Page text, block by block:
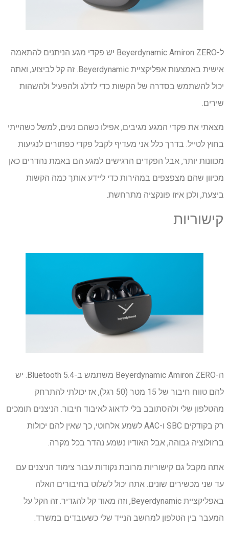
ל-Beyerdynamic Amiron ZERO יש פקדי מגע הניתנים להתאמה
אישית באמצעות אפליקציית Beyerdynamic. זה קל לביצוע, ואתה
יכול להשתמש בסדרה של הקשות כדי לדלג ולהפעיל ולהשהות
שירים.
מצאתי את פקדי המגע מגיבים, אפילו כשהם נעים, למשל כשהייתי
בחוץ לטייל. בדרך כלל אני מעדיף לקבל פקדי כפתורים לנגיעות
מכוונות יותר, אבל הפקדים הרגישים למגע הם באמת נהדרים כאן
מכיוון שהם מצפצפים במהירות כדי ליידע אותך כמה הקשות
ביצעת, ולכן איזו פונקציה מתרחשת.
קישוריות
ה-Beyerdynamic Amiron ZERO משתמש ב-Bluetooth 5.4. יש
להם טווח חיבור של 15 מטר (50 רגל), אז יכולתי להתרחק
מהטלפון שלי ולהסתובב בלי לדאוג לאיבוד חיבור. הניצנים תומכים
רק בקודקים SBC ו-AAC לשמע אלחוטי, כך שאין להם יכולות
ברזולוציה גבוהה, אבל האודיו נשמע נהדר בכל מקרה.
אתה מקבל גם קישוריות מרובת נקודות עבור צימוד הניצנים עם
עד שני מכשירים שונים. אתה יכול לשלוט בחיבורים האלה
באפליקציית Beyerdynamic, וזה מאוד קל להגדיר. זה הקל על
המעבר בין הטלפון למחשב הנייד שלי כשעובדים במשרד.